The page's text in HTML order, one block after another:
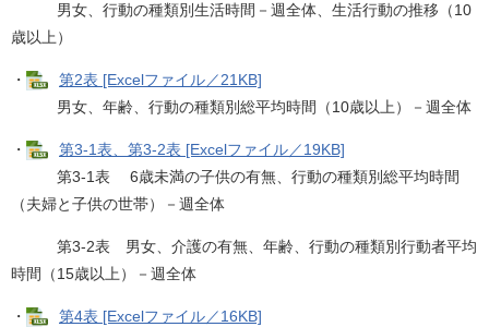
男女、行動の種類別生活時間－週全体、生活行動の推移（10
歳以上）
・
第2表 [Excelファイル／21KB]
男女、年齢、行動の種類別総平均時間（10歳以上）－週全体
・
第3-1表、第3-2表 [Excelファイル／19KB]
第3-1表 6歳未満の子供の有無、行動の種類別総平均時間
（夫婦と子供の世帯）－週全体
第3-2表 男女、介護の有無、年齢、行動の種類別行動者平均
時間（15歳以上）－週全体
・
第4表 [Excelファイル／16KB]